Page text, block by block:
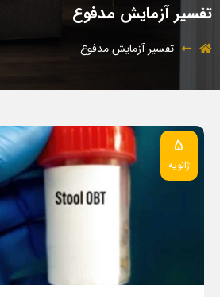
تفسیر آزمایش مدفوع
تفسیر آزمایش مدفوع
5
ژانویه